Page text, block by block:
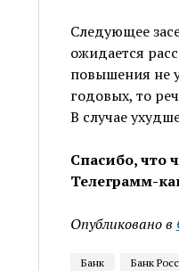
Следующее
ожидается
повышения не
годовых, то
В случае
Спасибо, что
Телеграмм-
Опубликовано в
Банк Банк